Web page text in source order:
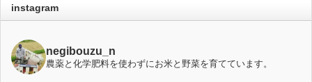
instagram
negibouzu_n
農薬と化学肥料を使わずにお米と野菜を育てています。